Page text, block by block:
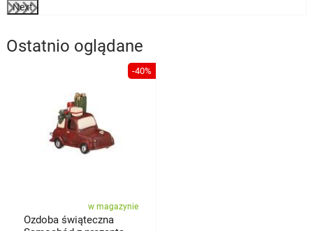
Next
Ostatnio oglądane
-40%
w magazynie
Ozdoba świąteczna